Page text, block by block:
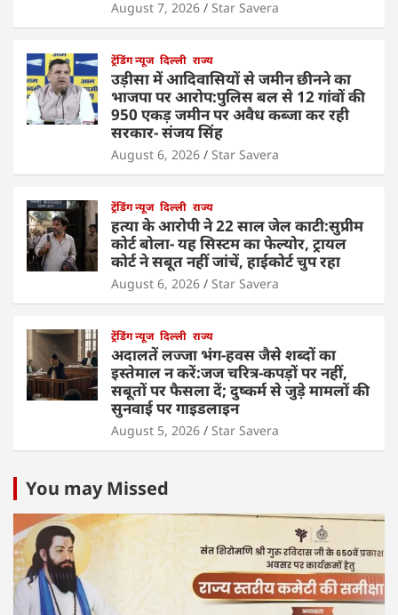
August 7, 2026 Star Savera
ट्रेंडिंग न्यूज दिल्ली राज्य
उड़ीसा में आदिवासियों से जमीन छीनने का
भाजपा पर आरोप:पुलिस बल से 12 गांवों की
950 एकड़ जमीन पर अवैध कब्जा कर रही
सरकार- संजय सिंह
August 6, 2026 Star Savera
ट्रेंडिंग न्यूज दिल्ली राज्य
हत्या के आरोपी ने 22 साल जेल काटी:सुप्रीम
कोर्ट बोला- यह सिस्टम का फेल्योर, ट्रायल
कोर्ट ने सबूत नहीं जांचें, हाईकोर्ट चुप रहा
August 6, 2026 Star Savera
ट्रेंडिंग न्यूज दिल्ली राज्य
अदालतें लज्जा भंग-हवस जैसे शब्दों का
इस्तेमाल न करें:जज चरित्र-कपड़ों पर नहीं,
सबूतों पर फैसला दें; दुष्कर्म से जुड़े मामलों की
सुनवाई पर गाइडलाइन
August 5, 2026 Star Savera
You may Missed